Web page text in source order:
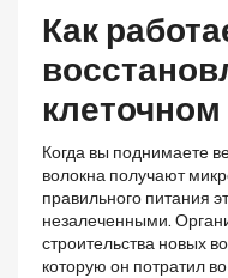
Как
Когда вы поднимаете
волокна получают
правильного питания
незалеченными.
строительства новых
которую он потратил